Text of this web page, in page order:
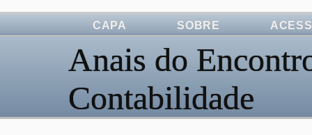
Anais do
Contabilidade
CAPA SOBRE